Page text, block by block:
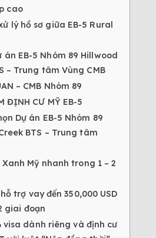
cao
lý hồ sơ giữa EB-5 Rural
EB-5 Nhóm 89 Hillwood
– Trung tâm Vùng CMB
– CMB Nhóm 89
ĐỊNH CƯ MỸ EB-5
Dự án EB-5 Nhóm 89
BTS – Trung tâm
Xanh Mỹ nhanh trong 1 – 2
trợ vay đến 350,000 USD
giai đoạn
visa dành riêng và định cư